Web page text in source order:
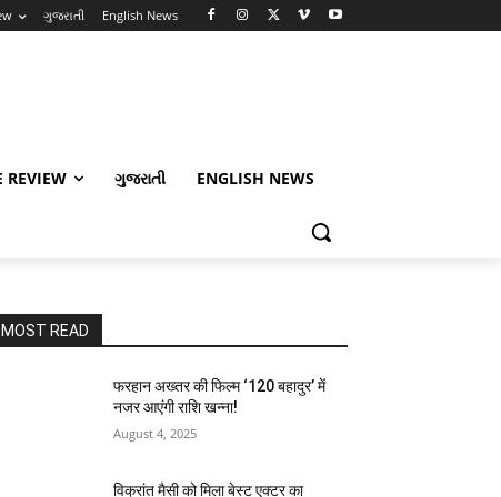
ગુજરાતી English News
REVIEW ગુજરાતી ENGLISH NEWS
MOST READ
फरहान अख्तर की फिल्म ‘120 बहादुर’ में
नजर आएंगी राशि खन्ना!
August 4, 2025
विक्रांत मैसी को मिला बेस्ट एक्टर का